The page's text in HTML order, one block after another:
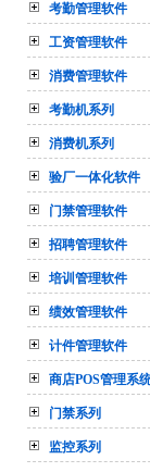
考勤管理软件
工资管理软件
消费管理软件
考勤机系列
消费机系列
验厂一体化软件
门禁管理软件
招聘管理软件
培训管理软件
绩效管理软件
计件管理软件
商店POS管理系
门禁系列
监控系列